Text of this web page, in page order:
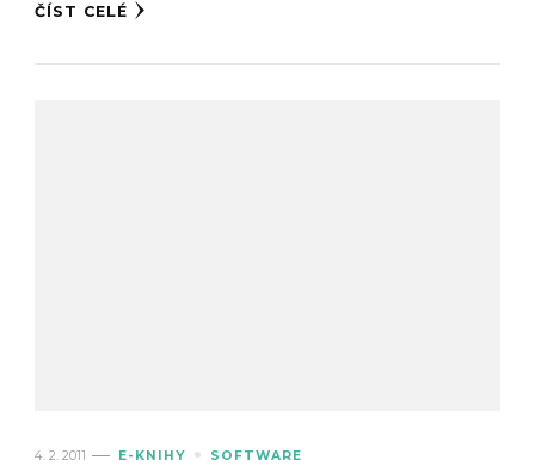
ČÍST CELÉ
4. 2. 2011 E-KNIHY SOFTWARE